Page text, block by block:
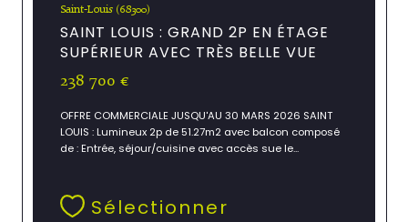
Saint-Louis (68300)
SAINT LOUIS : GRAND 2P EN ÉTAGE
SUPÉRIEUR AVEC TRÈS BELLE VUE
238 700 €
OFFRE COMMERCIALE JUSQU'AU 30 MARS 2026 SAINT
LOUIS : Lumineux 2p de 51.27m2 avec balcon composé
de : Entrée, séjour/cuisine avec accès sue le...
Sélectionner